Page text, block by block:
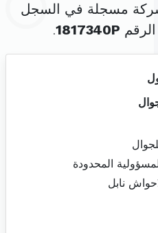
مسجلة في السجل
1817340P
.
المحدودة
نابل